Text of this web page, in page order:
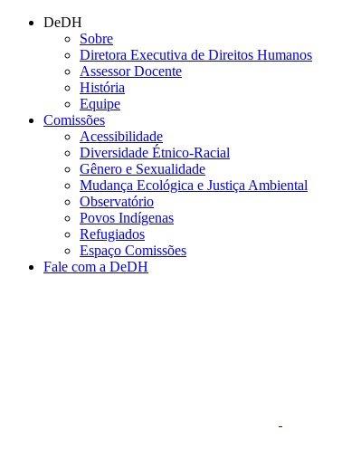
Conteúdo principal
DeDH
Sobre
Diretora Executiva de Direitos Humanos
Assessor Docente
História
Equipe
Comissões
Acessibilidade
Diversidade Étnico-Racial
Gênero e Sexualidade
Mudança Ecológica e Justiça Ambiental
Observatório
Povos Indígenas
Refugiados
Espaço Comissões
Fale com a DeDH